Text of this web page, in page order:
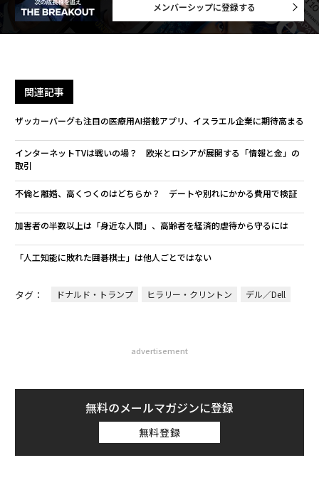
メンバーシップに登録する
関連記事
ザッカーバーグも注目の医療用AI搭載アプリ、イスラエル企業に期待高まる
インターネットTVは戦いの場？ 欧米とロシアが展開する「情報と金」の
取引
不倫と離婚、高くつくのはどちらか？ デートや別れにかかる費用で検証
加害者の半数以上は「身近な人間」、高齢者を経済的虐待から守るには
「人工知能に敗れた囲碁棋士」は他人ごとではない
タグ： ドナルド・トランプ ヒラリー・クリントン デル／Dell
advertisement
無料のメールマガジンに登録
無料登録